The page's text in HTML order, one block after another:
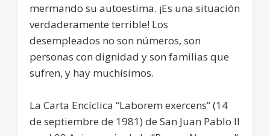
mermando su autoestima. ¡Es una situación
verdaderamente terrible! Los
desempleados no son números, son
personas con dignidad y son familias que
sufren, y hay muchísimos.
La Carta Encíclica “Laborem exercens” (14
de septiembre de 1981) de San Juan Pablo II